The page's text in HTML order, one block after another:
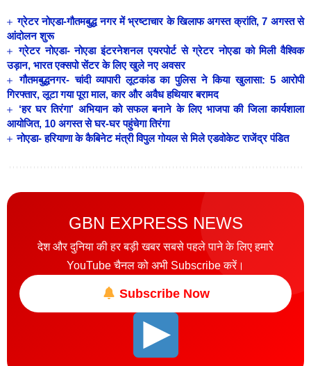
ग्रेटर नोएडा-गौतमबुद्ध नगर में भ्रष्टाचार के खिलाफ अगस्त क्रांति, 7 अगस्त से
आंदोलन शुरू
ग्रेटर नोएडा- नोएडा इंटरनेशनल एयरपोर्ट से ग्रेटर नोएडा को मिली वैश्विक
उड़ान, भारत एक्सपो सेंटर के लिए खुले नए अवसर
गौतमबुद्धनगर- चांदी व्यापारी लूटकांड का पुलिस ने किया खुलासा: 5 आरोपी
गिरफ्तार, लूटा गया पूरा माल, कार और अवैध हथियार बरामद
‘हर घर तिरंगा’ अभियान को सफल बनाने के लिए भाजपा की जिला कार्यशाला
आयोजित, 10 अगस्त से घर-घर पहुंचेगा तिरंगा
नोएडा- हरियाणा के कैबिनेट मंत्री विपुल गोयल से मिले एडवोकेट राजेंद्र पंडित
GBN EXPRESS NEWS
देश और दुनिया की हर बड़ी खबर सबसे पहले पाने के लिए हमारे
YouTube चैनल को अभी Subscribe करें।
Subscribe Now